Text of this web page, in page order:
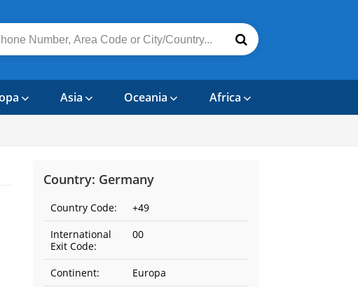
Asia Oceania Africa
Country: Germany
Country Code:
+49
International
Exit Code:
00
Continent:
Europa